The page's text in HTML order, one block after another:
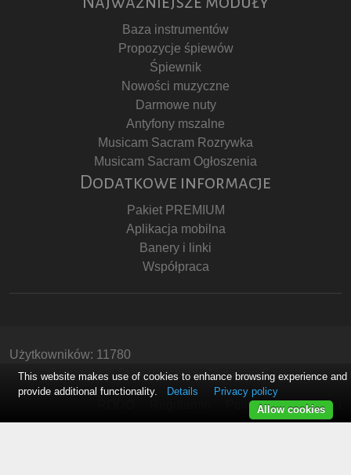
Baza instrumentów
Propozycje śpiewów
Śpiewnik
Nowości muzyczne
Darmowe nuty
Antyfony mszalne
Musicam Sacram Rozrywka
Musicam Sacram Ogłoszenia
Dodatkowe informacje
Pakiet PREMIUM
Aplikacja mobilna
Banery i linki
Współpraca
Użytkowników: 11780
Copyright © Stowarzyszenie Musicam Sacram
Polityka Prywatności
This website makes use of cookies to enhance browsing experience and
provide additional functionality.
Details
Privacy policy
Allow cookies